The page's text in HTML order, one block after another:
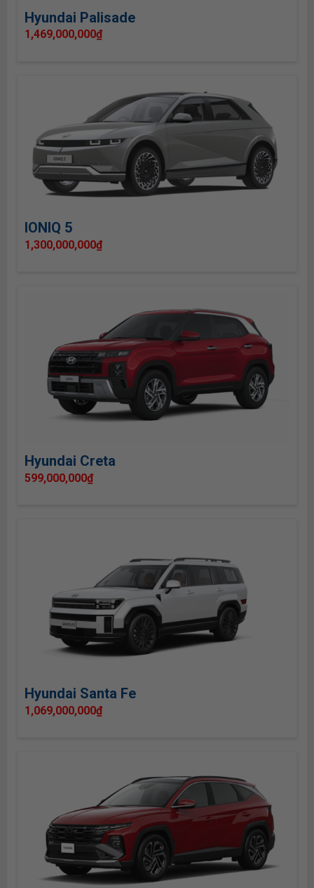
Hyundai Palisade
1,469,000,000₫
IONIQ 5
1,300,000,000₫
Hyundai Creta
599,000,000₫
Hyundai Santa Fe
1,069,000,000₫